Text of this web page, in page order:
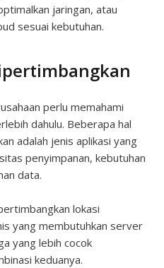
jaringan, atau
sesuai kebutuhan.
perlu memahami
dahulu. Beberapa hal
adalah jenis aplikasi yang
penyimpanan, kebutuhan
data.
lokasi
yang membutuhkan server
yang lebih cocok
keduanya.